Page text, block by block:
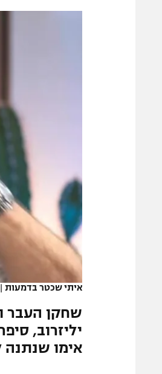
מדיניות פרטיות
תקנון פעילות ספורט 1
רשיון להקרנה פומבית
הצטרפות לחבילת
לוח דרושים – ג'ובנט
איתי שכטר בדמעות |
שחקן העבר
יליזרוב,
אימו שנתנה